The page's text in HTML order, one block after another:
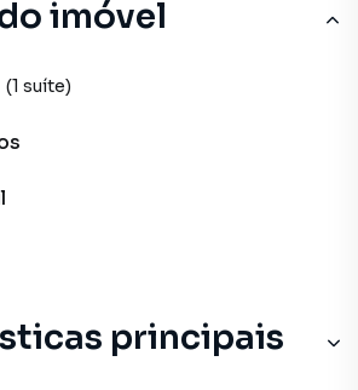
imóvel
(1 suíte)
principais